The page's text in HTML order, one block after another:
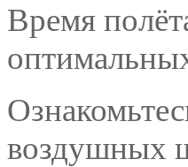
Время
воздушных